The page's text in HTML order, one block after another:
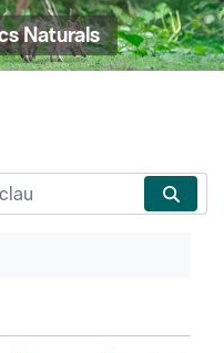
Naturals